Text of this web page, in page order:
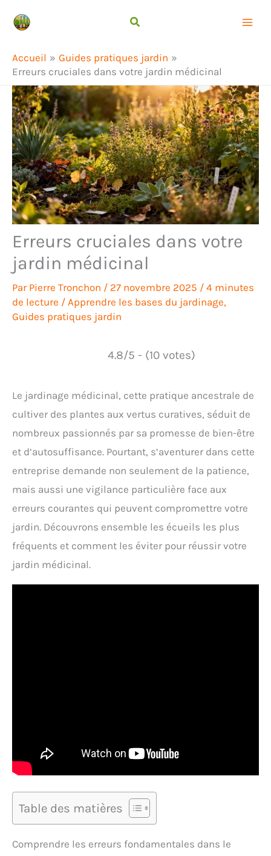
Accueil
Guides pratiques jardin
Erreurs cruciales dans votre jardin médicinal
Erreurs cruciales dans votre
jardin médicinal
Par Pierre Tronchon / 27 novembre 2025 / 4 minutes
de lecture / Apprendre les bases du jardinage,
Guides pratiques jardin
4.8/5 - (10 votes)
Le jardinage médicinal, cette pratique ancestrale de
cultiver des plantes aux vertus curatives, séduit de
nombreux passionnés par sa promesse de bien-être
et d’autosuffisance. Pourtant, s’aventurer dans cette
entreprise demande non seulement de la patience,
mais aussi une vigilance particulière face aux
erreurs courantes qui peuvent compromettre votre
jardin. Découvrons ensemble les écueils les plus
fréquents et comment les éviter pour réussir votre
jardin médicinal.
Table des matières
Comprendre les erreurs fondamentales dans le